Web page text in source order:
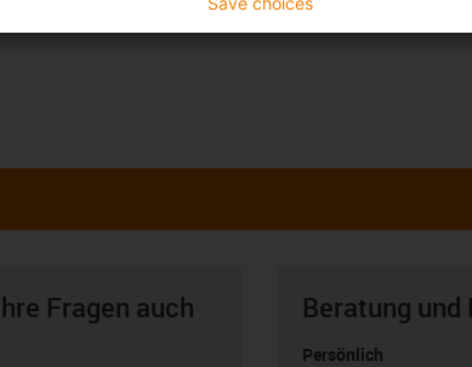
Fragen auch
Beratung und
Persönlich